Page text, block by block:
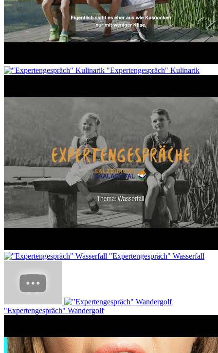
"Expertengespräch" Kulinarik
"Expertengespräch" Wasserfall
"Expertengespräch" Wandergolf